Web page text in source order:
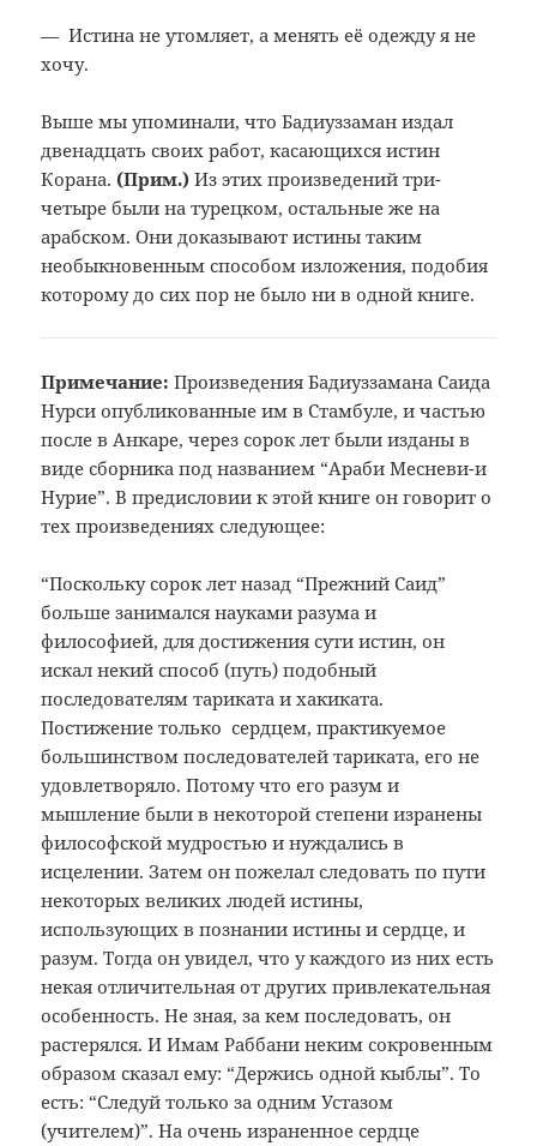
— Истина не утомляет, а менять её одежду я не
хочу.
Выше мы упоминали, что Бадиуззаман издал
двенадцать своих работ, касающихся истин
Корана. (Прим.) Из этих произведений три-
четыре были на турецком, остальные же на
арабском. Они доказывают истины таким
необыкновенным способом изложения, подобия
которому до сих пор не было ни в одной книге.
Примечание:Произведения Бадиуззамана Саида
Нурси опубликованные им в Стамбуле, и частью
после в Анкаре, через сорок лет были изданы в
виде сборника под названием “Араби Месневи-и
Нурие”. В предисловии к этой книге он говорит о
тех произведениях следующее:
“Поскольку сорок лет назад “Прежний Саид”
больше занимался науками разума и
философией, для достижения сути истин, он
искал некий способ (путь) подобный
последователям тариката и хакиката.
Постижение только сердцем, практикуемое
большинством последователей тариката, его не
удовлетворяло. Потому что его разум и
мышление были в некоторой степени изранены
философской мудростью и нуждались в
исцелении. Затем он пожелал следовать по пути
некоторых великих людей истины,
использующих в познании истины и сердце, и
разум. Тогда он увидел, что у каждого из них есть
некая отличительная от других привлекательная
особенность. Не зная, за кем последовать, он
растерялся. И Имам Раббани неким сокровенным
образом сказал ему: “Держись одной кыблы”. То
есть: “Следуй только за одним Устазом
(учителем)”. На очень израненное сердце